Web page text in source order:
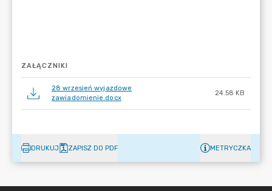
ZAŁĄCZNIKI
28 wrzesień wyjazdowe
zawiadomienie.docx
24.58 KB
DRUKUJ ZAPISZ DO PDF METRYCZKA